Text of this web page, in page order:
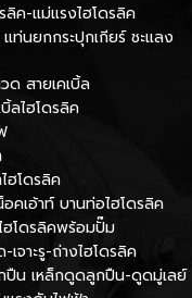
ลิค-แม่แรงไฮโดรลิค
ท่นยกกระปุกเกียร์ ชะแลง
ด สายเคเบิ้ล
ลไฮโดรลิค
ฮโดรลิค
อคเอ้าท์ บานท่อไฮโดรลิค
ฮโดรลิคพร้อมปั๊ม
จาะรู-ถ่างไฮโดรลิค
ปืน เหล็กดูดลูกปืน-ดูดมู่เลย์